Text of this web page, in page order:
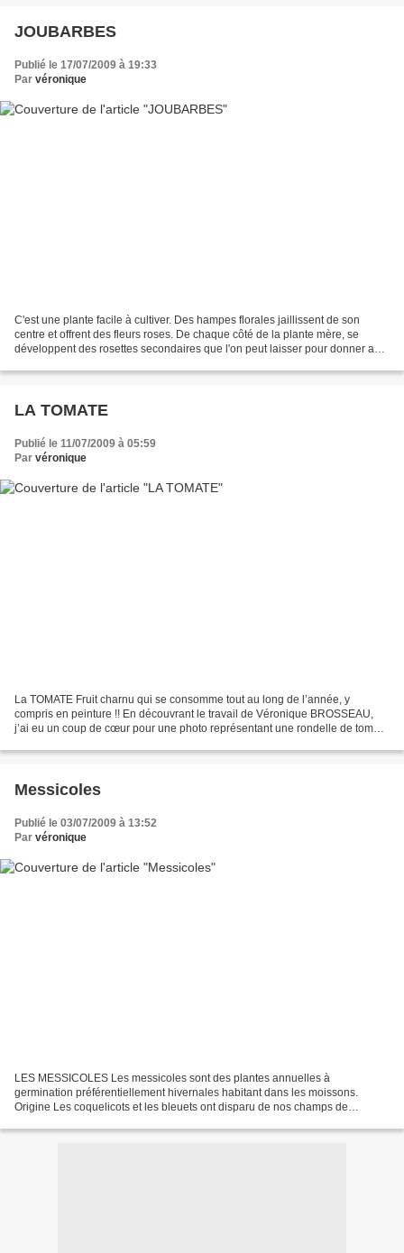
JOUBARBES
Publié le 17/07/2009 à 19:33
Par véronique
C'est une plante facile à cultiver. Des hampes florales jaillissent de son
centre et offrent des fleurs roses. De chaque côté de la plante mère, se
développent des rosettes secondaires que l'on peut laisser pour donner au
LA TOMATE
Publié le 11/07/2009 à 05:59
Par véronique
La TOMATE Fruit charnu qui se consomme tout au long de l’année, y
compris en peinture !! En découvrant le travail de Véronique BROSSEAU,
j’ai eu un coup de cœur pour une photo représentant une rondelle de tomate
Messicoles
Publié le 03/07/2009 à 13:52
Par véronique
LES MESSICOLES Les messicoles sont des plantes annuelles à
germination préférentiellement hivernales habitant dans les moissons.
Origine Les coquelicots et les bleuets ont disparu de nos champs de